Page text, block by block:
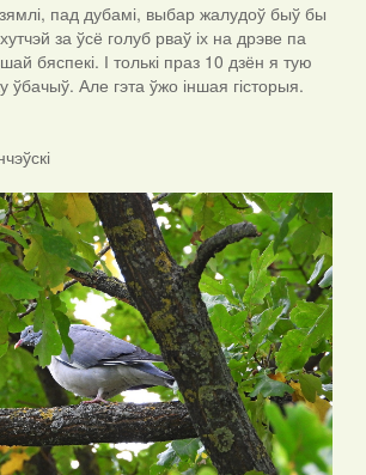
пад дубамі, выбар жалудоў быў бы
за ўсё голуб рваў іх на дрэве па
бяспекі. І толькі праз 10 дзён я тую
ўбачыў. Але гэта ўжо іншая гісторыя.